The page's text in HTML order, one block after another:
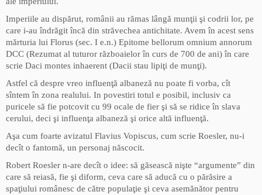
Imperiile au dispărut, românii au rămas lângă munţii şi codrii lor, pe
care i-au îndrăgit încă din străvechea antichitate. Avem în acest sens
mărturia lui Florus (sec. I e.n.) Epitome bellorum omnium annorum
DCC (Rezumat al tuturor războaielor în curs de 700 de ani) în care
scrie Daci montes inhaerent (Dacii stau lipiţi de munţi).
Astfel că despre vreo influenţă albaneză nu poate fi vorba, cît
sîntem în zona realului. In povestiri totul e posibil, inclusiv ca
puricele să fie potcovit cu 99 ocale de fier şi să se ridice în slava
cerului, deci şi influenţa albaneză şi orice altă influenţă.
Aşa cum foarte avizatul Flavius Vopiscus, cum scrie Roesler, nu-i
decît o fantomă, un personaj născocit.
Robert Roesler n-are decît o idee: să găsească nişte “argumente” din
care să reiasă, fie şi diform, ceva care să aducă cu o părăsire a
spaţiului românesc de către populaţie şi ceva asemănător pentru